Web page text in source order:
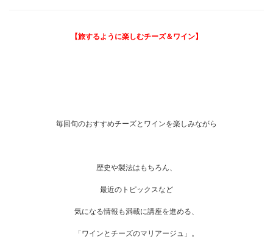
【旅するように楽しむチーズ＆ワイン】
毎回旬のおすすめチーズとワインを楽しみながら
歴史や製法はもちろん、
最近のトピックスなど
気になる情報も満載に講座を進める、
「ワインとチーズのマリアージュ」。